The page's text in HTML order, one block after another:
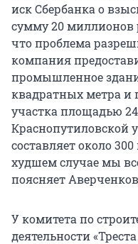
иск Сбербанка о
сумму 20 миллионов
что проблема
компания
промышленное
квадратных метра и
участка площадью
Краснопутиловской
составляет около
худшем случае мы
поясняет
У комитета по
деятельности